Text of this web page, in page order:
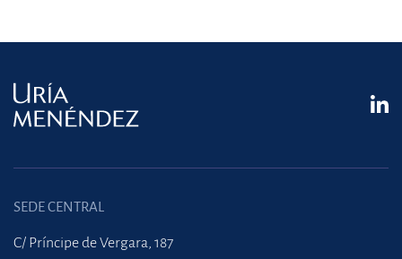
SEDE CENTRAL
C/ Príncipe de Vergara, 187